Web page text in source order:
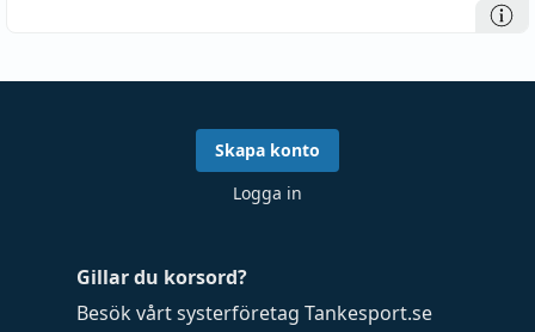
Gillar du korsord?
Besök vårt systerföretag Tankesport.se
Skapa konto
Logga in